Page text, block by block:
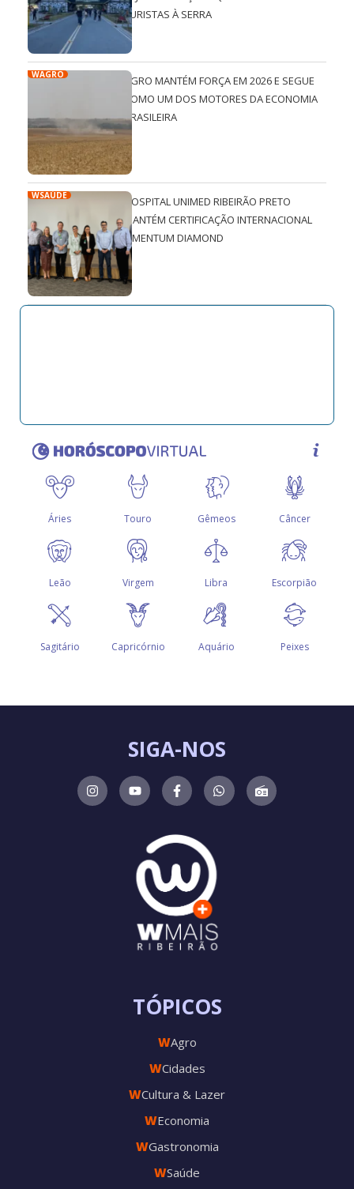
TURISTAS À SERRA
WAGRO
AGRO MANTÉM FORÇA EM 2026 E SEGUE
COMO UM DOS MOTORES DA ECONOMIA
BRASILEIRA
WSAÚDE
HOSPITAL UNIMED RIBEIRÃO PRETO
MANTÉM CERTIFICAÇÃO INTERNACIONAL
QMENTUM DIAMOND
TÓPICOS
WAgro
WCidades
WCultura & Lazer
WEconomia
WGastronomia
WSaúde
SIGA-NOS